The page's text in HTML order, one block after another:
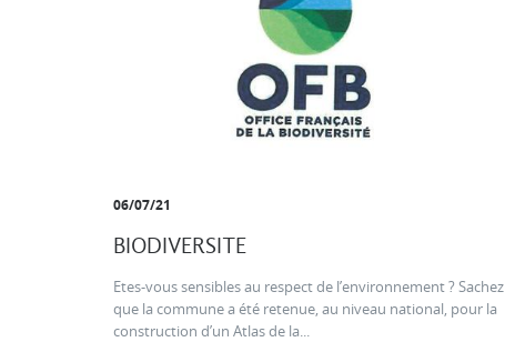
06/07/21
BIODIVERSITE
Etes-vous sensibles au respect de l’environnement ? Sachez
que la commune a été retenue, au niveau national, pour la
construction d’un Atlas de la...